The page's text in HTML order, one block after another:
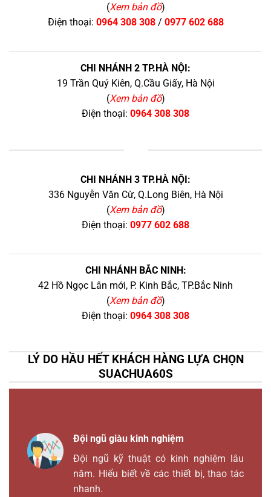
(Xem bản đồ)
Điện thoại: 0964 308 308/ 0977 602 688
CHI NHÁNH 2 TP.HÀ NỘI:
19 Trần Quý Kiên, Q.Cầu Giấy, Hà Nội
(Xem bản đồ)
Điện thoại: 0964 308 308
CHI NHÁNH 3 TP.HÀ NỘI:
336 Nguyễn Văn Cừ, Q.Long Biên, Hà Nội
(Xem bản đồ)
Điện thoại: 0977 602 688
CHI NHÁNH BẮC NINH:
42 Hồ Ngọc Lân mới, P. Kinh Bắc, TP.Bắc Ninh
(Xem bản đồ)
Điện thoại: 0964 308 308
LÝ DO HẦU HẾT KHÁCH HÀNG LỰA CHỌN
SUACHUA60S
Đội ngũ giàu kinh nghiệm
Đội ngũ kỹ thuật có kinh nghiệm lâu
năm. Hiểu biết về các thiết bị, thao tác
nhanh.